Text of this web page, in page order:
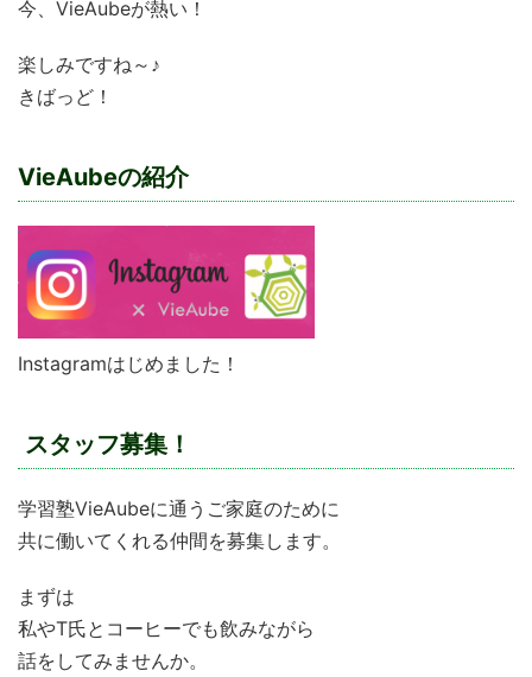
今、VieAubeが熱い！
楽しみですね～♪
きばっど！
VieAubeの紹介
Instagramはじめました！
スタッフ募集！
学習塾VieAubeに通うご家庭のために
共に働いてくれる仲間を募集します。
まずは
私やT氏とコーヒーでも飲みながら
話をしてみませんか。